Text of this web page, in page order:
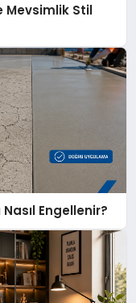
Mevsimlik Stil
Engellenir?